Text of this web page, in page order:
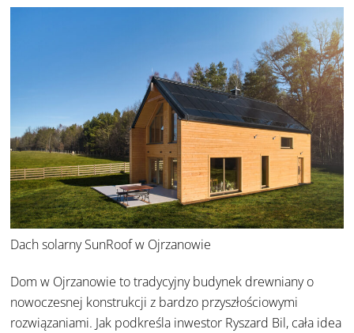
Dach solarny SunRoof w Ojrzanowie
Dom w Ojrzanowie to tradycyjny budynek drewniany o
nowoczesnej konstrukcji z bardzo przyszłościowymi
rozwiązaniami. Jak podkreśla inwestor Ryszard Bil, cała idea